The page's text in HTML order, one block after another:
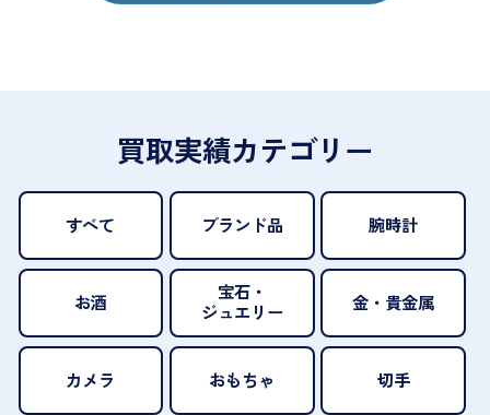
買取実績カテゴリー
すべて ブランド品 腕時計
お酒
宝石・
ジュエリー
金・貴金属
カメラ おもちゃ 切手